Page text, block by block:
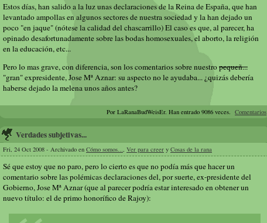
Estos días, han salido a la luz unas declaraciones de la Reina de España, que han
levantado ampollas en algunos sectores de nuestra sociedad y la han dejado un
poco "en jaque" (nótese la calidad del chascarrillo) El caso es que, al parecer, ha
opinado desafortunadamente sobre las bodas homosexuales, el aborto, la religión
en la educación, etc...
Pero lo mas grave, con diferencia, son los comentarios sobre nuestropequeñ...
"gran" expresidente, Jose Mª Aznar: su aspecto no le ayudaba... ¿quizás debería
haberse dejado la melena unos años antes?
Por LaRanaBudWeisEr. Han entrado 9086 veces. Comentarios
Verdades subjetivas...
Fri, 24 Oct 2008 - Archivado en Cómo somos... Ver para creer y Cosas de la rana
Sé que estoy que no paro, pero lo cierto es que no podía más que hacer un
comentario sobre las polémicas declaraciones del, por suerte, ex-presidente del
Gobierno, Jose Mª Aznar (que al parecer podría estar interesado en obtener un
nuevo título: el de primo honorífico de Rajoy):